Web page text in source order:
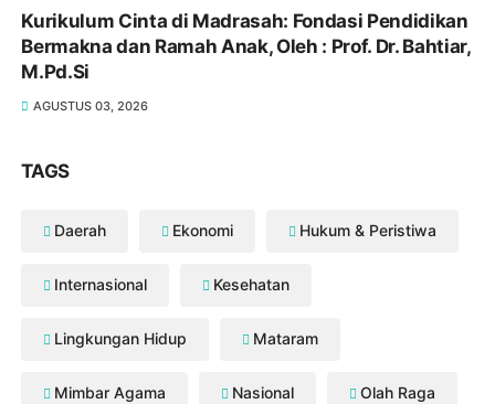
Kurikulum Cinta di Madrasah: Fondasi Pendidikan
Bermakna dan Ramah Anak, Oleh : Prof. Dr. Bahtiar,
M.Pd.Si
AGUSTUS 03, 2026
TAGS
Daerah Ekonomi Hukum & Peristiwa
Internasional Kesehatan
Lingkungan Hidup Mataram
Mimbar Agama Nasional Olah Raga